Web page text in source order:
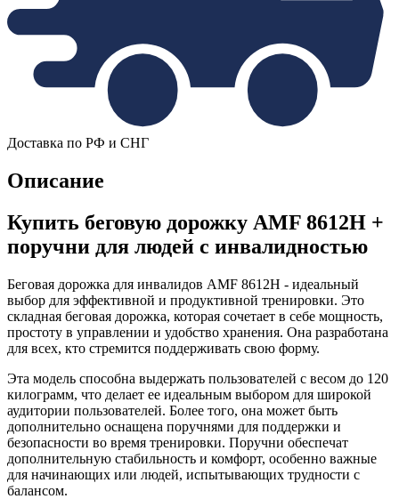
Доставка по РФ и СНГ
Описание
Купить беговую дорожку AMF 8612H +
поручни для людей с инвалидностью
Беговая дорожка для инвалидов AMF 8612H - идеальный
выбор для эффективной и продуктивной тренировки. Это
складная беговая дорожка, которая сочетает в себе мощность,
простоту в управлении и удобство хранения. Она разработана
для всех, кто стремится поддерживать свою форму.
Эта модель способна выдержать пользователей с весом до 120
килограмм, что делает ее идеальным выбором для широкой
аудитории пользователей. Более того, она может быть
дополнительно оснащена поручнями для поддержки и
безопасности во время тренировки. Поручни обеспечат
дополнительную стабильность и комфорт, особенно важные
для начинающих или людей, испытывающих трудности с
балансом.